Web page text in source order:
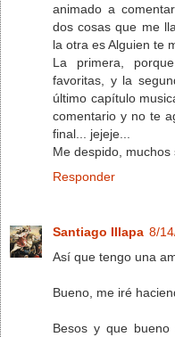
animado a
dos cosas que me
la otra es Alguien te
La primera,
favoritas, y la
último capítulo
comentario y no te
final... jejeje...
Me despido, muchos
Responder
Santiago Illapa 8/
Así que tengo una
Bueno, me iré
Besos y que